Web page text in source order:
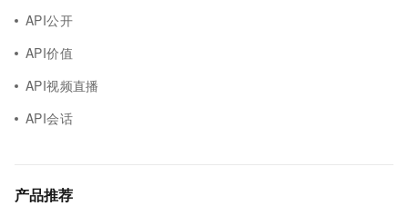
API公开
API价值
API视频直播
API会话
产品推荐